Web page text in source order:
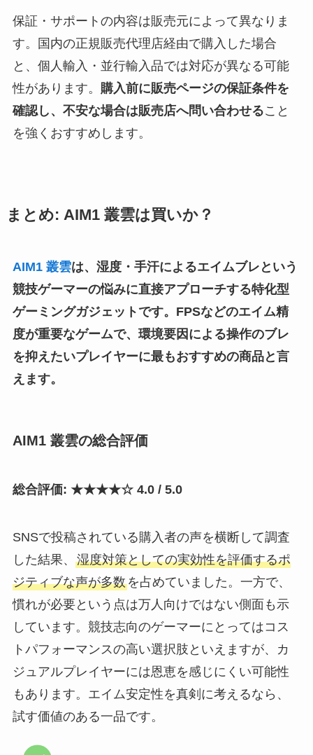
保証・サポートの内容は販売元によって異なりま
す。国内の正規販売代理店経由で購入した場合
と、個人輸入・並行輸入品では対応が異なる可能
性があります。 購入前に販売ページの保証条件を
確認し、不安な場合は販売店へ問い合わせること
を強くおすすめします。
まとめ: AIM1 叢雲は買いか？
AIM1 叢雲は、湿度・手汗によるエイムブレという
競技ゲーマーの悩みに直接アプローチする特化型
ゲーミングガジェットです。FPSなどのエイム精
度が重要なゲームで、環境要因による操作のブレ
を抑えたいプレイヤーに最もおすすめの商品と言
えます。
AIM1 叢雲の総合評価
総合評価: ★★★★☆ 4.0 / 5.0
SNSで投稿されている購入者の声を横断して調査
した結果、 湿度対策としての実効性を評価するポ
ジティブな声が多数を占めていました。一方で、
慣れが必要という点は万人向けではない側面も示
しています。競技志向のゲーマーにとってはコス
トパフォーマンスの高い選択肢といえますが、カ
ジュアルプレイヤーには恩恵を感じにくい可能性
もあります。エイム安定性を真剣に考えるなら、
試す価値のある一品です。